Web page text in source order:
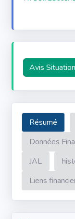
Avis
Résumé
Données
JAL
Liens